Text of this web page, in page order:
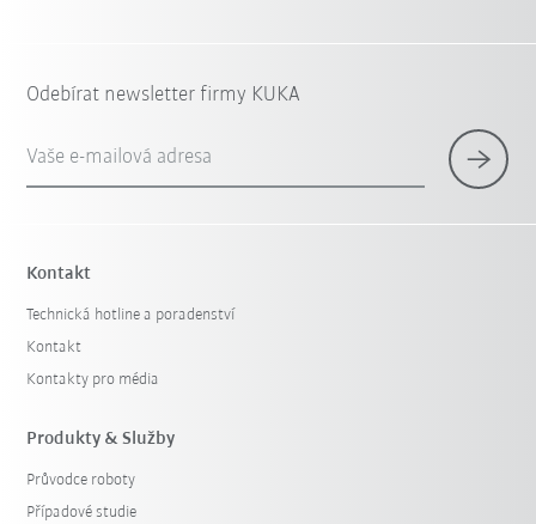
Odebírat newsletter firmy KUKA
Vaše e-mailová adresa
Kontakt
Technická hotline a poradenství
Kontakt
Kontakty pro média
Produkty & Služby
Průvodce roboty
Případové studie